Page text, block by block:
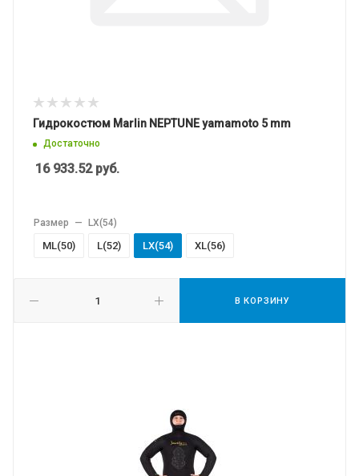
Гидрокостюм Marlin NEPTUNE yamamoto 5 mm
Достаточно
16 933.52руб.
В КОРЗИНУ
Размер — LХ(54)
МL(50) L(52) LХ(54) XL(56)